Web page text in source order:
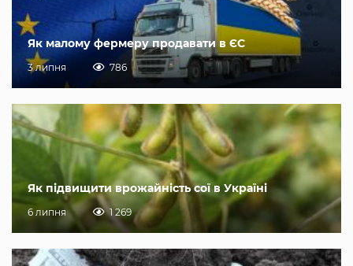
Як малому фермеру продавати в ЄС
3 липня 786
Як підвищити врожайність сої в Україні
6 липня 1 269